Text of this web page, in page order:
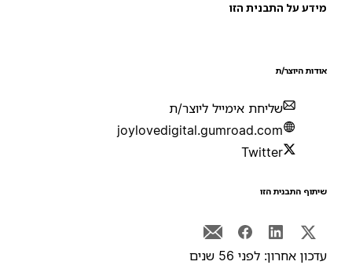
על התבנית הזו
היוצר/ת
שליחת אימייל ליוצר/ת
joylovedigital.gumroad.com
Twitter
התבנית הזו
אחרון: לפני 56 שנים